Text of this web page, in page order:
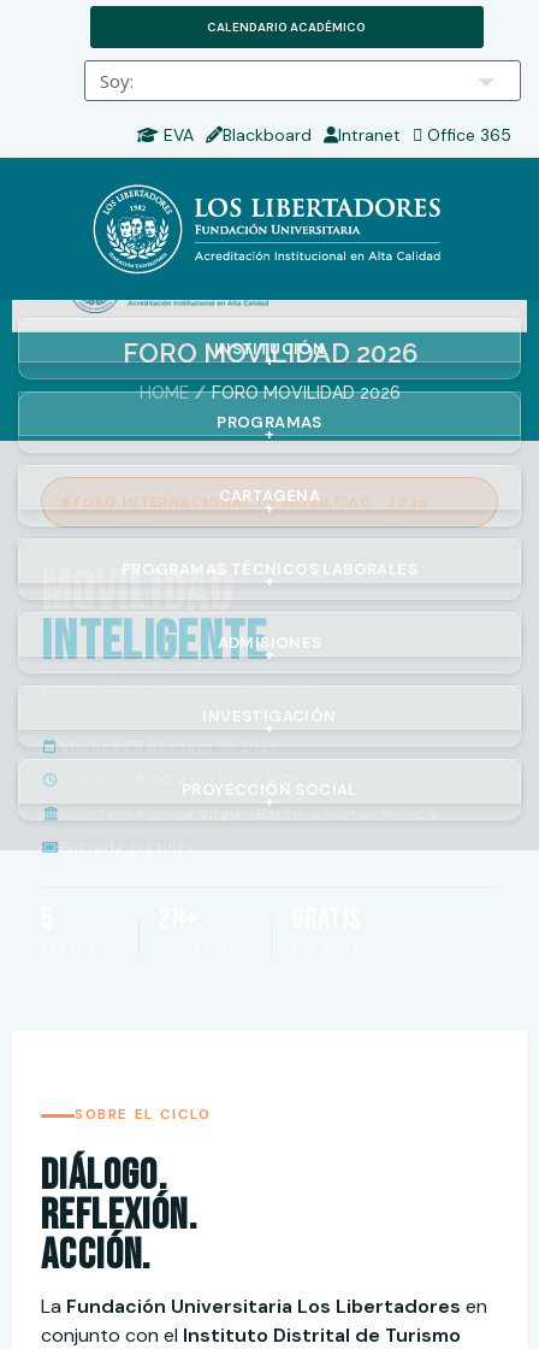
CALENDARIO ACADÉMICO
EVA Blackboard Intranet Office 365
INSTITUCIÓN
+
PROGRAMAS
+
CARTAGENA
+
PROGRAMAS TÉCNICOS LABORALES
+
ADMISIONES
+
INVESTIGACIÓN
+
PROYECCIÓN SOCIAL
+
FORO MOVILIDAD 2026
HOME FORO MOVILIDAD 2026
FORO INTERNACIONAL DE MOVILIDAD · 2026
Movilidad
Inteligente
Innovación en Transporte Sostenible
Viernes 29 de mayode 2026
8:00 a.m.· Inicio: 9:00 a.m.
Entrada gratuita
SOBRE EL CICLO
Diálogo.
Reflexión.
Acción.
La Fundación Universitaria Los Libertadores en
conjunto con el Instituto Distrital de Turismo